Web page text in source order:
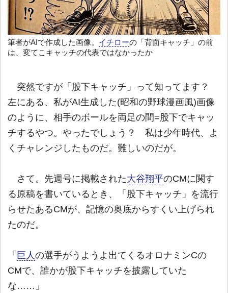
筆者がAIで作成した画像。 イチローの「背面キャッチ」の前
は、変てこキャッチの代表ではなかったか
突然ですが「股下キャッチ」って知ってます？
左にある、私がAI生成した(昭和の野球漫画風)画像
のように、相手のボールを両足の間=股下でキャッ
チするやつ。やったでしょう？ 私は少年時代、よ
くチャレンジしたものだ。難しいのだが。
さて。先週号に掲載された大谷翔平のCMに関す
る原稿を書いているとき、「股下キャッチ」を流行
らせたあるCMが、記憶の奥底からすくい上げられ
たのだ。
「 巨人の選手がうようよ出てくるオロナミンCの
CMで、誰かが股下キャッチを披露していた
な……」